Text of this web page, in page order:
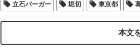
立石バーガー 堀切 東京都
本文